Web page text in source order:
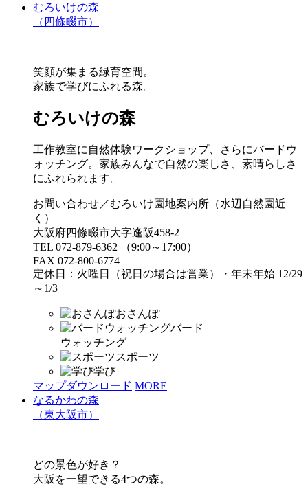
むろいけの森
（四條畷市）
笑顔が集まる緑育空間。
家族で学びにふれる森。
むろいけの森
工作教室に自然体験ワークショップ、さらにバードウ
ォッチング。家族みんなで自然の楽しさ、素晴らしさ
にふれられます。
お問い合わせ／むろいけ園地案内所（水辺自然園近
く）
大阪府四條畷市大字逢阪458-2
TEL 072-879-6362 （9:00～17:00）
FAX 072-800-6774
定休日：火曜日（祝日の場合は営業）・年末年始 12/29
～1/3
おさんぽ
バード
ウォッチング
スポーツ
学び
マップダウンロード MORE
なるかわの森
（東大阪市）
どの景色が好き？
大阪を一望できる4つの森。